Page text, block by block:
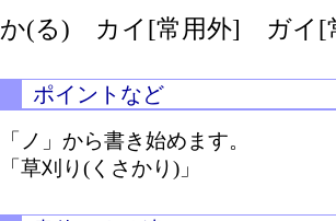
か(る) カイ[常用外] ガイ[
ポイントなど
「ノ」から書き始めます。
「草刈り(くさかり)」